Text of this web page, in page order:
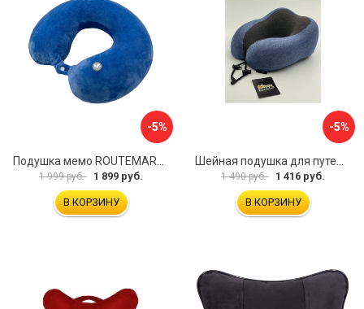
-5%
1 999 руб. 1 899 руб.
В КОРЗИНУ
-5%
1 490 руб. 1 416 руб.
В КОРЗИНУ